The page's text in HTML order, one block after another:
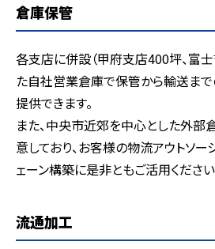
倉庫保管
各支店に併設（甲府支店400坪、富
た自社営業倉庫で保管から輸送ま
提供できます。
また、中央市近郊を中心とした外
意しており、お客様の物流アウトソ
ェーン構築に是非ともご活用ください
流通加工